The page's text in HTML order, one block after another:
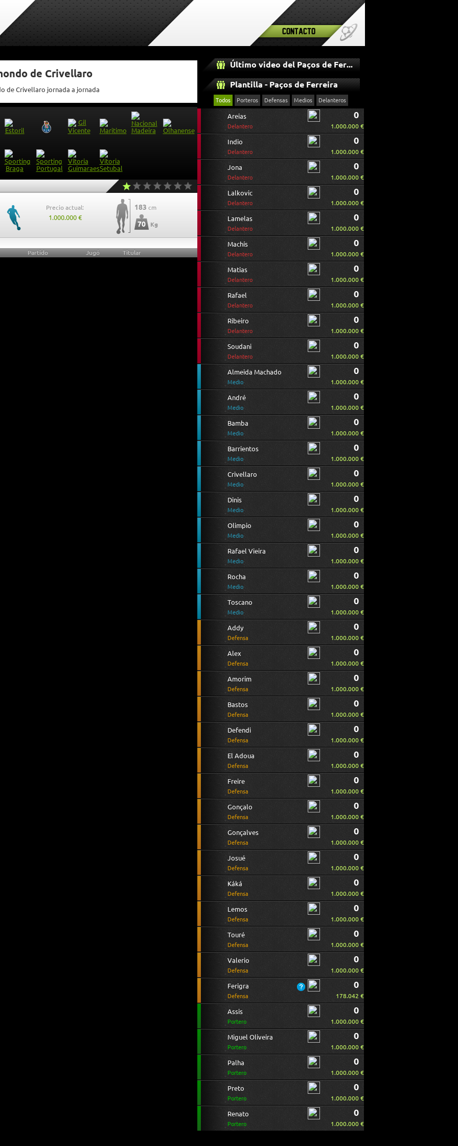
Contacto
de Crivellaro
de Crivellaro jornada a jornada
Precio actual:
1.000.000 €
183 cm
70 Kg
Partido Jugó Titular
Último video del Paços de Ferreira
Plantilla - Paços de Ferreira
Todos Porteros Defensas Medios Delanteros
Areias
Delantero
0
1.000.000 €
Indio
Delantero
0
1.000.000 €
Jona
Delantero
0
1.000.000 €
Lalkovic
Delantero
0
1.000.000 €
Lamelas
Delantero
0
1.000.000 €
Machís
Delantero
0
1.000.000 €
Matias
Delantero
0
1.000.000 €
Rafael
Delantero
0
1.000.000 €
Ribeiro
Delantero
0
1.000.000 €
Soudani
Delantero
0
1.000.000 €
Almeida Machado
Medio
0
1.000.000 €
André
Medio
0
1.000.000 €
Bamba
Medio
0
1.000.000 €
Barrientos
Medio
0
1.000.000 €
Crivellaro
Medio
0
1.000.000 €
Dinis
Medio
0
1.000.000 €
Olimpio
Medio
0
1.000.000 €
Rafael Vieira
Medio
0
1.000.000 €
Rocha
Medio
0
1.000.000 €
Toscano
Medio
0
1.000.000 €
Addy
Defensa
0
1.000.000 €
Alex
Defensa
0
1.000.000 €
Amorim
Defensa
0
1.000.000 €
Bastos
Defensa
0
1.000.000 €
Defendi
Defensa
0
1.000.000 €
El Adoua
Defensa
0
1.000.000 €
Freire
Defensa
0
1.000.000 €
Gonçalo
Defensa
0
1.000.000 €
Gonçalves
Defensa
0
1.000.000 €
Josué
Defensa
0
1.000.000 €
Káká
Defensa
0
1.000.000 €
Lemos
Defensa
0
1.000.000 €
Touré
Defensa
0
1.000.000 €
Valerio
Defensa
0
1.000.000 €
Ferigra
Defensa
0
178.042 €
Assis
Portero
0
1.000.000 €
Miguel Oliveira
Portero
0
1.000.000 €
Palha
Portero
0
1.000.000 €
Preto
Portero
0
1.000.000 €
Renato
Portero
0
1.000.000 €